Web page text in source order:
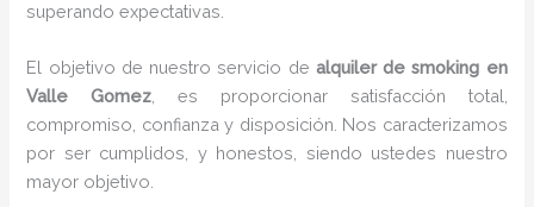
superando expectativas.
El objetivo de nuestro servicio de alquiler de smoking en
Valle Gomez, es proporcionar satisfacción total,
compromiso, confianza y disposición. Nos caracterizamos
por ser cumplidos, y honestos, siendo ustedes nuestro
mayor objetivo.